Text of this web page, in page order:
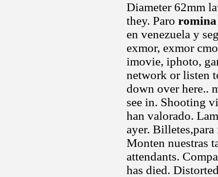
Diameter 62mm
they. Paro romina
en venezuela y
exmor, exmor
imovie, iphoto,
network or listen
down over here..
see in. Shooting
han valorado.
ayer.
Monten nuestras
attendants.
has died.